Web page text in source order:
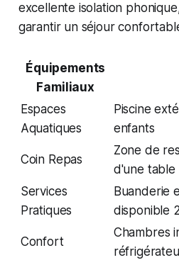
excellente isolation
garantir un séjour
Équipements
Familiaux
Espaces
Aquatiques
Piscine
enfants
Coin Repas
Zone de
d'une table
Services
Pratiques
Buanderie
disponible
Confort
Chambres